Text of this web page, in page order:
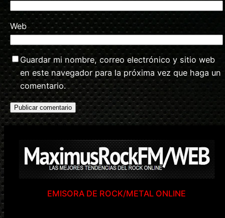
Web
Guardar mi nombre, correo electrónico y sitio web
en este navegador para la próxima vez que haga un
comentario.
EMISORA DE ROCK/METAL ONLINE